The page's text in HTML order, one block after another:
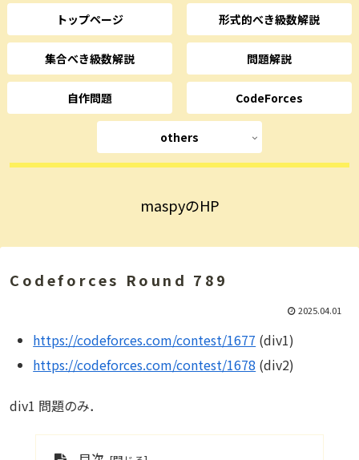
maspyのHP
トップページ 形式的べき級数解説
集合べき級数解説 問題解説
自作問題 CodeForces
others
Codeforces Round 789
2025.04.01
https://codeforces.com/contest/1677 (div1)
https://codeforces.com/contest/1678 (div2)
div1 問題のみ．